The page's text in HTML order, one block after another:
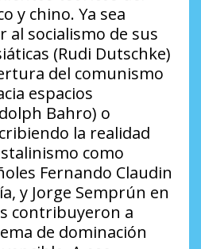
y chino. Ya sea
socialismo de sus
(Rudi Dutschke)
del comunismo
espacios
Bahro) o
la realidad
como
Fernando Claudin
y Jorge Semprún en
contribuyeron a
de dominación